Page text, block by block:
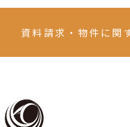
資料請求・物件に関